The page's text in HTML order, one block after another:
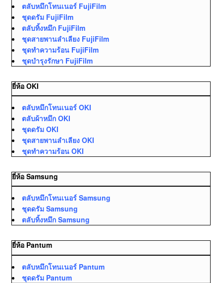
ตลับหมึกโทนเนอร์ FujiFilm
ชุดดรัม FujiFilm
ตลับทิ้งหมึก FujiFilm
ชุดสายพานลำเลียง FujiFilm
ชุดทำความร้อน FujiFilm
ชุดบำรุงรักษา FujiFilm
ยี่ห้อ OKI
ตลับหมึกโทนเนอร์ OKI
ตลับผ้าหมึก OKI
ชุดดรัม OKI
ชุดสายพานลำเลียง OKI
ชุดทำความร้อน OKI
ยี่ห้อ Samsung
ตลับหมึกโทนเนอร์ Samsung
ชุดดรัม Samsung
ตลับทิ้งหมึก Samsung
ยี่ห้อ Pantum
ตลับหมึกโทนเนอร์ Pantum
ชุดดรัม Pantum